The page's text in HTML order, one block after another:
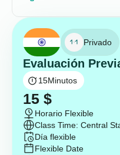
Privado
Evaluación
15Minutos
15 $
Horario Flexible
Class Time: Central
Día flexible
Flexible Date